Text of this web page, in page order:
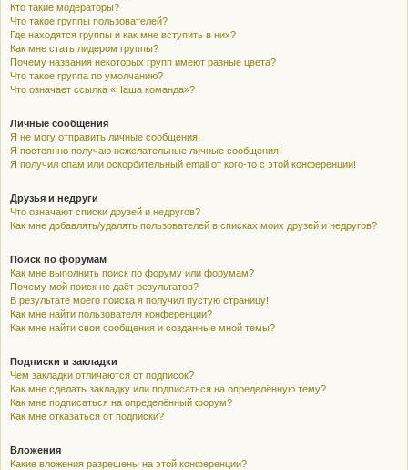
Кто такие модераторы?
Что такое группы пользователей?
Где находятся группы и как мне вступить в них?
Как мне стать лидером группы?
Почему названия некоторых групп имеют разные цвета?
Что такое группа по умолчанию?
Что означает ссылка «Наша команда»?
Личные сообщения
Я не могу отправить личные сообщения!
Я постоянно получаю нежелательные личные сообщения!
Я получил спам или оскорбительный email от кого-то с этой конференции!
Друзья и недруги
Что означают списки друзей и недругов?
Как мне добавлять/удалять пользователей в списках моих друзей и недругов?
Поиск по форумам
Как мне выполнить поиск по форуму или форумам?
Почему мой поиск не даёт результатов?
В результате моего поиска я получил пустую страницу!
Как мне найти пользователя конференции?
Как мне найти свои сообщения и созданные мной темы?
Подписки и закладки
Чем закладки отличаются от подписок?
Как мне сделать закладку или подписаться на определённую тему?
Как мне подписаться на определённый форум?
Как мне отказаться от подписки?
Вложения
Какие вложения разрешены на этой конференции?